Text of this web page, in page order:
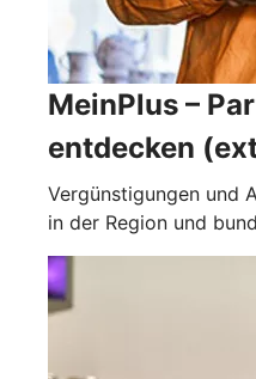
MeinPlus –
entdecken
Vergünstigungen und
in der Region und